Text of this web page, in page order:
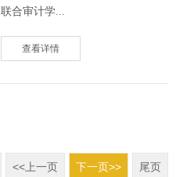
联合审计学...
查看详情
<<上一页 下一页>> 尾页